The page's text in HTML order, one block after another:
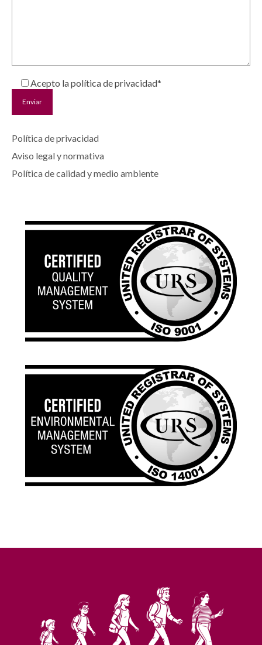
Acepto la política de privacidad*
Política de privacidad
Aviso legal y normativa
Política de calidad y medio ambiente